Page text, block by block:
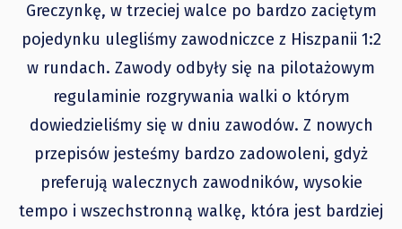
Greczynkę, w trzeciej walce po bardzo zaciętym
pojedynku ulegliśmy zawodniczce z Hiszpanii 1:2
w rundach. Zawody odbyły się na pilotażowym
regulaminie rozgrywania walki o którym
dowiedzieliśmy się w dniu zawodów. Z nowych
przepisów jesteśmy bardzo zadowoleni, gdyż
preferują walecznych zawodników, wysokie
tempo i wszechstronną walkę, która jest bardziej